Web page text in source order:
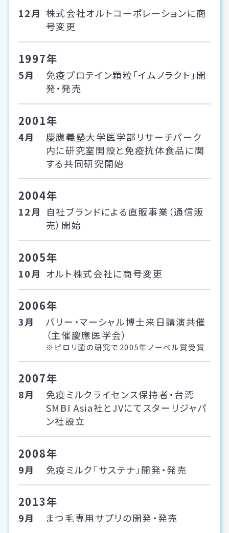
12月 株式会社オルトコーポレーションに商
号変更
1997年
5月
免疫プロテイン顆粒「イムノラクト」開
発・発売
2001年
4月
慶應義塾大学医学部リサーチパーク
内に研究室開設と免疫抗体食品に関
する共同研究開始
2004年
12月
自社ブランドによる直販事業（通信販
売）開始
2005年
10月 オルト株式会社に商号変更
2006年
3月
バリー・マーシャル博士来日講演共催
（主催慶應医学会）
※ピロリ菌の研究で2005年ノーベル賞受賞
2007年
8月
免疫ミルクライセンス保持者・台湾
SMBI Asia社とJVにてスターリジャパ
ン社設立
2008年
9月 免疫ミルク「サステナ」開発・発売
2013年
9月 まつ毛専用サプリの開発・発売